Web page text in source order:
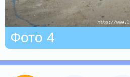
Фото 4